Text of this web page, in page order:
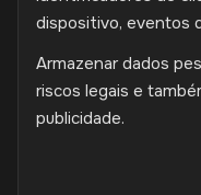
dispositivo, eventos
Armazenar dados
riscos legais e
publicidade.